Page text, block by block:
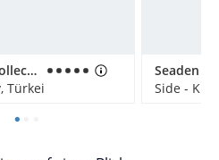
Arum Barut Collection
Türkei
Side -